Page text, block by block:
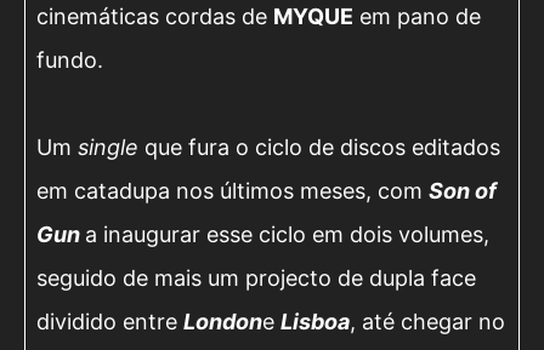
cinemáticas cordas de MYQUE em pano de
fundo.
Um single que fura o ciclo de discos editados
em catadupa nos últimos meses, com Son of
Gun a inaugurar esse ciclo em dois volumes,
seguido de mais um projecto de dupla face
dividido entre Londone Lisboa, até chegar no